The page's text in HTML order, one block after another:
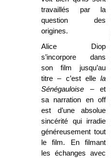
travaillés par la
question des
origines.
Alice Diop
s’incorpore dans
son film jusqu’au
titre – c’est ellela
Sénégauloise – et
sa narration en off
est d’une absolue
sincérité qui irradie
généreusement tout
le film. En filmant
les échanges avec